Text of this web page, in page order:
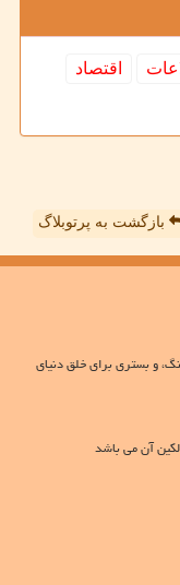
اقتصاد
بازگشت به پرتوبلاگ
و بستری برای خلق دنیای